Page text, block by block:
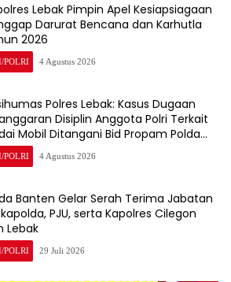
Lebak Pimpin Apel Kesiapsiagaan
Darurat Bencana dan Karhutla
2026
POLRI 4 Agustus 2026
Polres Lebak: Kasus Dugaan
Disiplin Anggota Polri Terkait
Mobil Ditangani Bid Propam Polda
POLRI 4 Agustus 2026
Banten Gelar Serah Terima Jabatan
PJU, serta Kapolres Cilegon
Lebak
POLRI 29 Juli 2026